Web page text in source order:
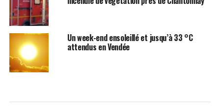
Un week-end ensoleillé et jusqu’à 33 °C
attendus en Vendée